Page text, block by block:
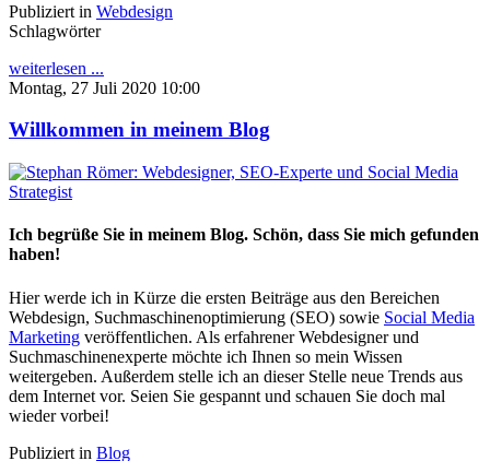
Publiziert in Webdesign
Schlagwörter
weiterlesen ...
Montag, 27 Juli 2020 10:00
Willkommen in meinem Blog
Ich begrüße Sie in meinem Blog. Schön, dass Sie mich gefunden
haben!
Hier werde ich in Kürze die ersten Beiträge aus den Bereichen
Webdesign, Suchmaschinenoptimierung (SEO) sowie Social Media
Marketing veröffentlichen. Als erfahrener Webdesigner und
Suchmaschinenexperte möchte ich Ihnen so mein Wissen
weitergeben. Außerdem stelle ich an dieser Stelle neue Trends aus
dem Internet vor. Seien Sie gespannt und schauen Sie doch mal
wieder vorbei!
Publiziert in Blog